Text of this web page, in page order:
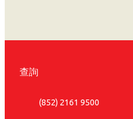
查詢
(852) 2161 9500